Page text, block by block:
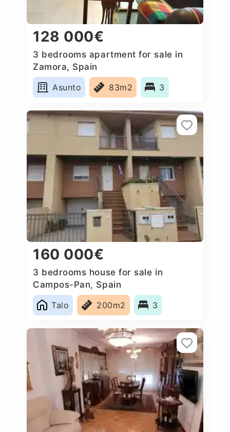
128 000€
3 bedrooms apartment for sale in
Zamora, Spain
Asunto
83m2 3
160 000€
3 bedrooms house for sale in
Campos-Pan, Spain
Talo
200m2 3